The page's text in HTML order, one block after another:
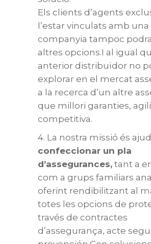
Els clients d’agents
l’estar vinculats amb una
companyia tampoc
altres opcions.I al igual
anterior distribuïdor no
explorar en el mercat
a la recerca d’un altre
que millori garanties,
competitiva.
4. La nostra missió és
confeccionar un pla
d’assegurances, tant a
com a grups familiars
oferint rendibilitzant al
totes les opcions de
través de contractes
d’assegurança, acte